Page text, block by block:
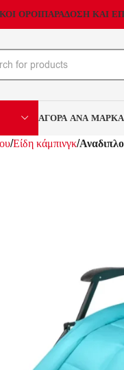
ΟΡΟΙΠΑΡΑΔΟΣΗ ΚΑΙ
ΑΓΟΡΑ ΑΝΑ ΜΑΡΚΑ
Είδη κάμπινγκ